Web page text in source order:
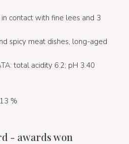
in contact with fine lees and 3
spicy meat dishes, long-aged
total acidity 6.2; pH 3.40
%
- awards won